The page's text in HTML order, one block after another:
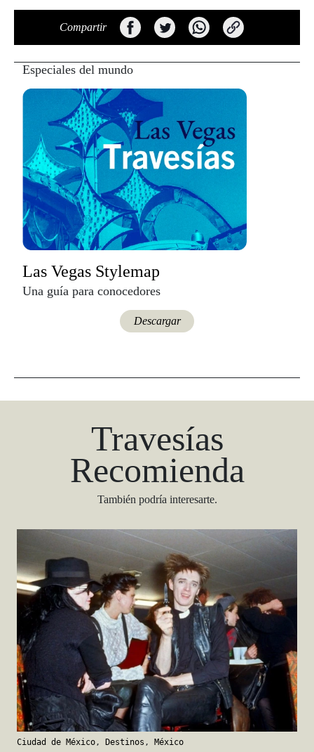
Compartir
Especiales del mundo
Las Vegas Stylemap
Una guía para conocedores
Descargar
Travesías
Recomienda
También podría interesarte.
Ciudad de México, Destinos , México